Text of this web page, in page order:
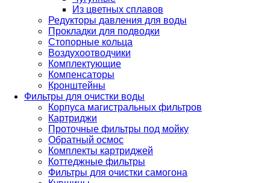
Из цветных сплавов
Редукторы давления для воды
Прокладки для подводки
Стопорные кольца
Воздухоотводчики
Комплектующие
Компенсаторы
Кронштейны
Фильтры для очистки воды
Корпуса магистральных фильтров
Картриджи
Проточные фильтры под мойку
Обратный осмос
Комплекты картриджей
Коттеджные фильтры
Фильтры для очистки самогона